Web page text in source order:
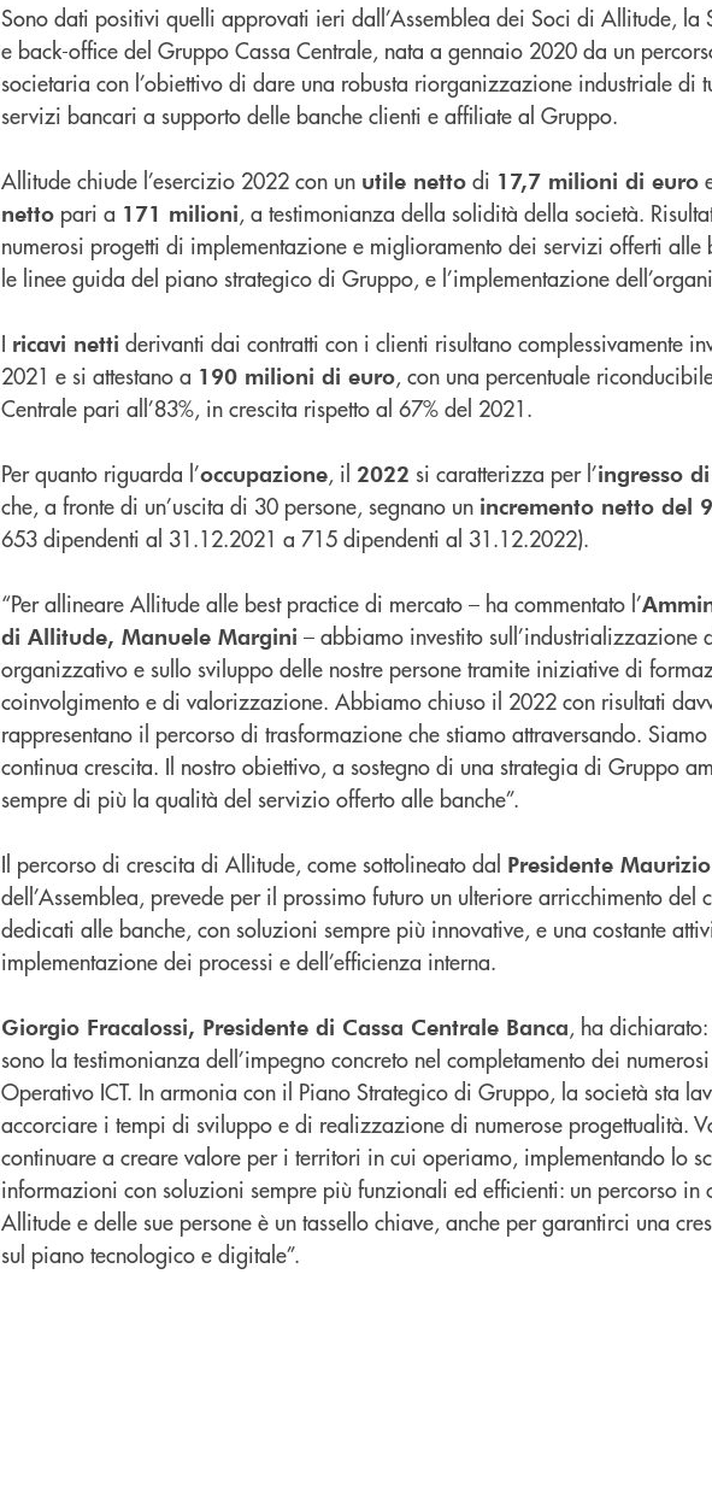
Sono dati positivi quelli approvati ieri dall’Assemblea dei Soci di Allitude, la
e back-office del Gruppo Cassa Centrale, nata a gennaio 2020 da un
societaria con l’obiettivo di dare una robusta riorganizzazione industriale di
servizi bancari a supporto delle banche clienti e affiliate al Gruppo.
Allitude chiude l’esercizio 2022 con un utile netto di 17,7 milioni di euro
netto pari a 171 milioni, a testimonianza della solidità della società.
numerosi progetti di implementazione e miglioramento dei servizi offerti alle
le linee guida del piano strategico di Gruppo, e l’implementazione
I ricavi netti derivanti dai contratti con i clienti risultano complessivamente
2021 e si attestano a 190 milioni di euro, con una percentuale
Centrale pari all’83%, in crescita rispetto al 67% del 2021.
Per quanto riguarda l’occupazione, il 2022 si caratterizza per l’ingresso
che, a fronte di un’uscita di 30 persone, segnano un incremento netto del
653 dipendenti al 31.12.2021 a 715 dipendenti al 31.12.2022).
“Per allineare Allitude alle best practice di mercato – ha commentato l’
di Allitude, Manuele Margini – abbiamo investito sull’industrializzazione
organizzativo e sullo sviluppo delle nostre persone tramite iniziative di
coinvolgimento e di valorizzazione. Abbiamo chiuso il 2022 con risultati
rappresentano il percorso di trasformazione che stiamo attraversando.
continua crescita. Il nostro obiettivo, a sostegno di una strategia di Gruppo
sempre di più la qualità del servizio offerto alle banche”.
Il percorso di crescita di Allitude, come sottolineato dal Presidente
dell’Assemblea, prevede per il prossimo futuro un ulteriore arricchimento del
dedicati alle banche, con soluzioni sempre più innovative, e una costante
implementazione dei processi e dell’efficienza interna.
Giorgio Fracalossi, Presidente di Cassa Centrale Banca, ha
sono la testimonianza dell’impegno concreto nel completamento dei
Operativo ICT. In armonia con il Piano Strategico di Gruppo, la società sta
accorciare i tempi di sviluppo e di realizzazione di numerose progettualità.
continuare a creare valore per i territori in cui operiamo, implementando lo
informazioni con soluzioni sempre più funzionali ed efficienti: un percorso in
Allitude e delle sue persone è un tassello chiave, anche per garantirci una
sul piano tecnologico e digitale”.